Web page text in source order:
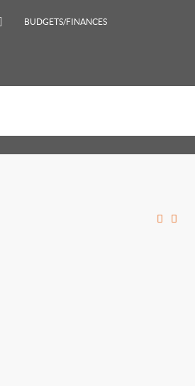
BUDGETS/FINANCES